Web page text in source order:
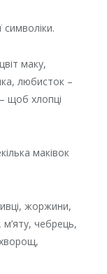
маку,
любисток –
щоб хлопці
маківок
жоржини,
чебрець,